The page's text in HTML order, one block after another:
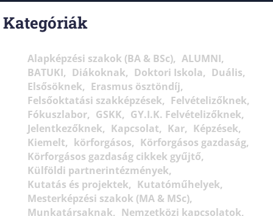
Kategóriák
Alapképzési szakok (BA & BSc)
ALUMNI
BATUKI
Diákoknak Doktori Iskola
Duális
Elsősöknek
Erasmus ösztöndíj
Felsőoktatási szakképzések
Felvételizőknek
Fókuszlabor
GSKK
GY.I.K. Felvételizőknek
Jelentkezőknek
Kapcsolat Kar
Képzések
Kiemelt
körforgásos
Körforgásos gazdaság
Körforgásos gazdaság cikkek gyűjtő
Külföldi partnerintézmények
Kutatás és projektek
Kutatóműhelyek
Mesterképzési szakok (MA & MSc)
Munkatársaknak
Nemzetközi kapcsolatok